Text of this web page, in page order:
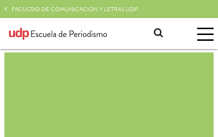
FACULTAD DE COMUNICACIÓN Y LETRAS UDP